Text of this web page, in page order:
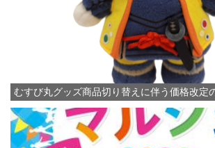
むすび丸グッズ商品切り替えに伴う価格改定